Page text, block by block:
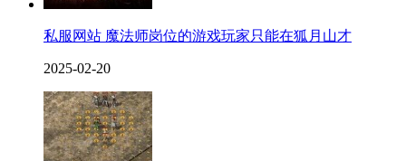
私服网站 魔法师岗位的游戏玩家只能在狐月山才
2025-02-20